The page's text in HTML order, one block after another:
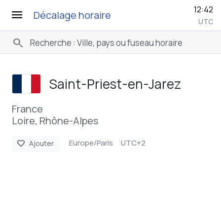
menu Décalage horaire 12:42
UTC
search
Saint-Priest-en-Jarez
France
Loire, Rhône-Alpes
favorite Ajouter Europe/Paris UTC+2